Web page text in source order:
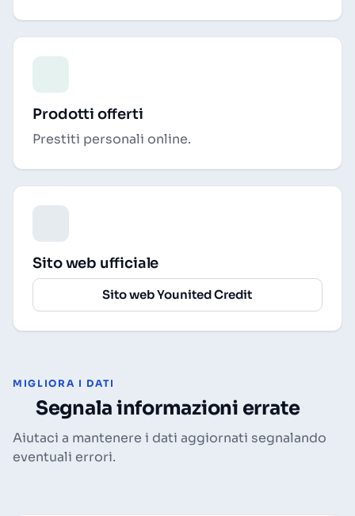
Prodotti offerti
Prestiti personali online.
Sito web ufficiale
Sito web Younited Credit
MIGLIORA I DATI
Segnala informazioni errate
Aiutaci a mantenere i dati aggiornati segnalando
eventuali errori.